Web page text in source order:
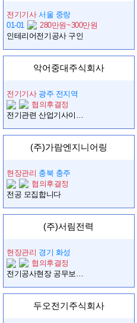
전기기사 서울 중랑
01-01
280만원~300만원
인테리어전기공사 구인
악어중대주식회사
전기기사 광주 전지역
협의후결정
전기관련 산업기사이상, 태양광산업기사이상 모십니다~
(주)가람엔지니어링
현장관리 충북 충주
협의후결정
전공 모집합니다
(주)서림전력
현장관리 경기 화성
협의후결정
전기공사현장 공무보조 모집합니다.
두오전기주식회사